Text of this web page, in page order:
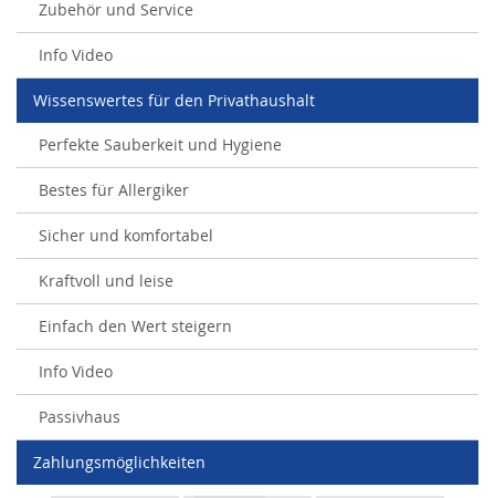
Zubehör und Service
Info Video
Wissenswertes für den Privathaushalt
Perfekte Sauberkeit und Hygiene
Bestes für Allergiker
Sicher und komfortabel
Kraftvoll und leise
Einfach den Wert steigern
Info Video
Passivhaus
Zahlungsmöglichkeiten